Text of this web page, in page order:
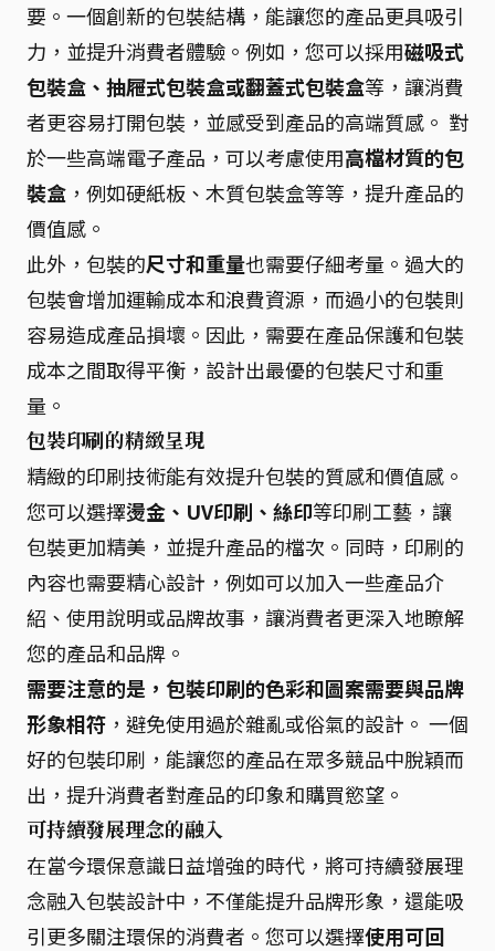
要。一個創新的包裝結構，能讓您的產品更具吸引
力，並提升消費者體驗。例如，您可以採用磁吸式
包裝盒、抽屜式包裝盒或翻蓋式包裝盒等，讓消費
者更容易打開包裝，並感受到產品的高端質感。 對
於一些高端電子產品，可以考慮使用高檔材質的包
裝盒 ，例如硬紙板、木質包裝盒等等，提升產品的
價值感。
此外，包裝的尺寸和重量也需要仔細考量。過大的
包裝會增加運輸成本和浪費資源，而過小的包裝則
容易造成產品損壞。因此，需要在產品保護和包裝
成本之間取得平衡，設計出最優的包裝尺寸和重
量。
包裝印刷的精緻呈現
精緻的印刷技術能有效提升包裝的質感和價值感。
您可以選擇燙金、UV印刷、絲印等印刷工藝，讓
包裝更加精美，並提升產品的檔次。同時，印刷的
內容也需要精心設計，例如可以加入一些產品介
紹、使用說明或品牌故事，讓消費者更深入地瞭解
您的產品和品牌。
需要注意的是，包裝印刷的色彩和圖案需要與品牌
形象相符 ，避免使用過於雜亂或俗氣的設計。 一個
好的包裝印刷，能讓您的產品在眾多競品中脫穎而
出，提升消費者對產品的印象和購買慾望。
可持續發展理念的融入
在當今環保意識日益增強的時代，將可持續發展理
念融入包裝設計中，不僅能提升品牌形象，還能吸
引更多關注環保的消費者。您可以選擇使用可回